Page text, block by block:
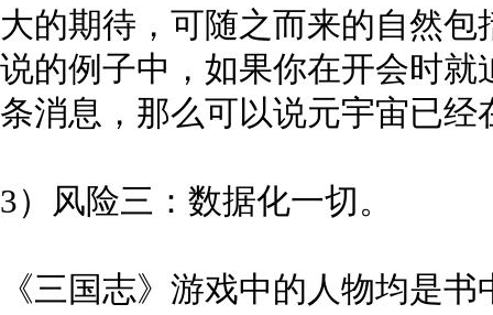
大的期待，可随之而来的自然
说的例子中，如果你在开会时
条消息，那么可以说元宇宙已经
3）风险三：数据化一切。
《三国志》游戏中的人物均是